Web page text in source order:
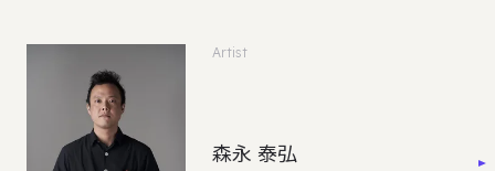
Artist
森永 泰弘